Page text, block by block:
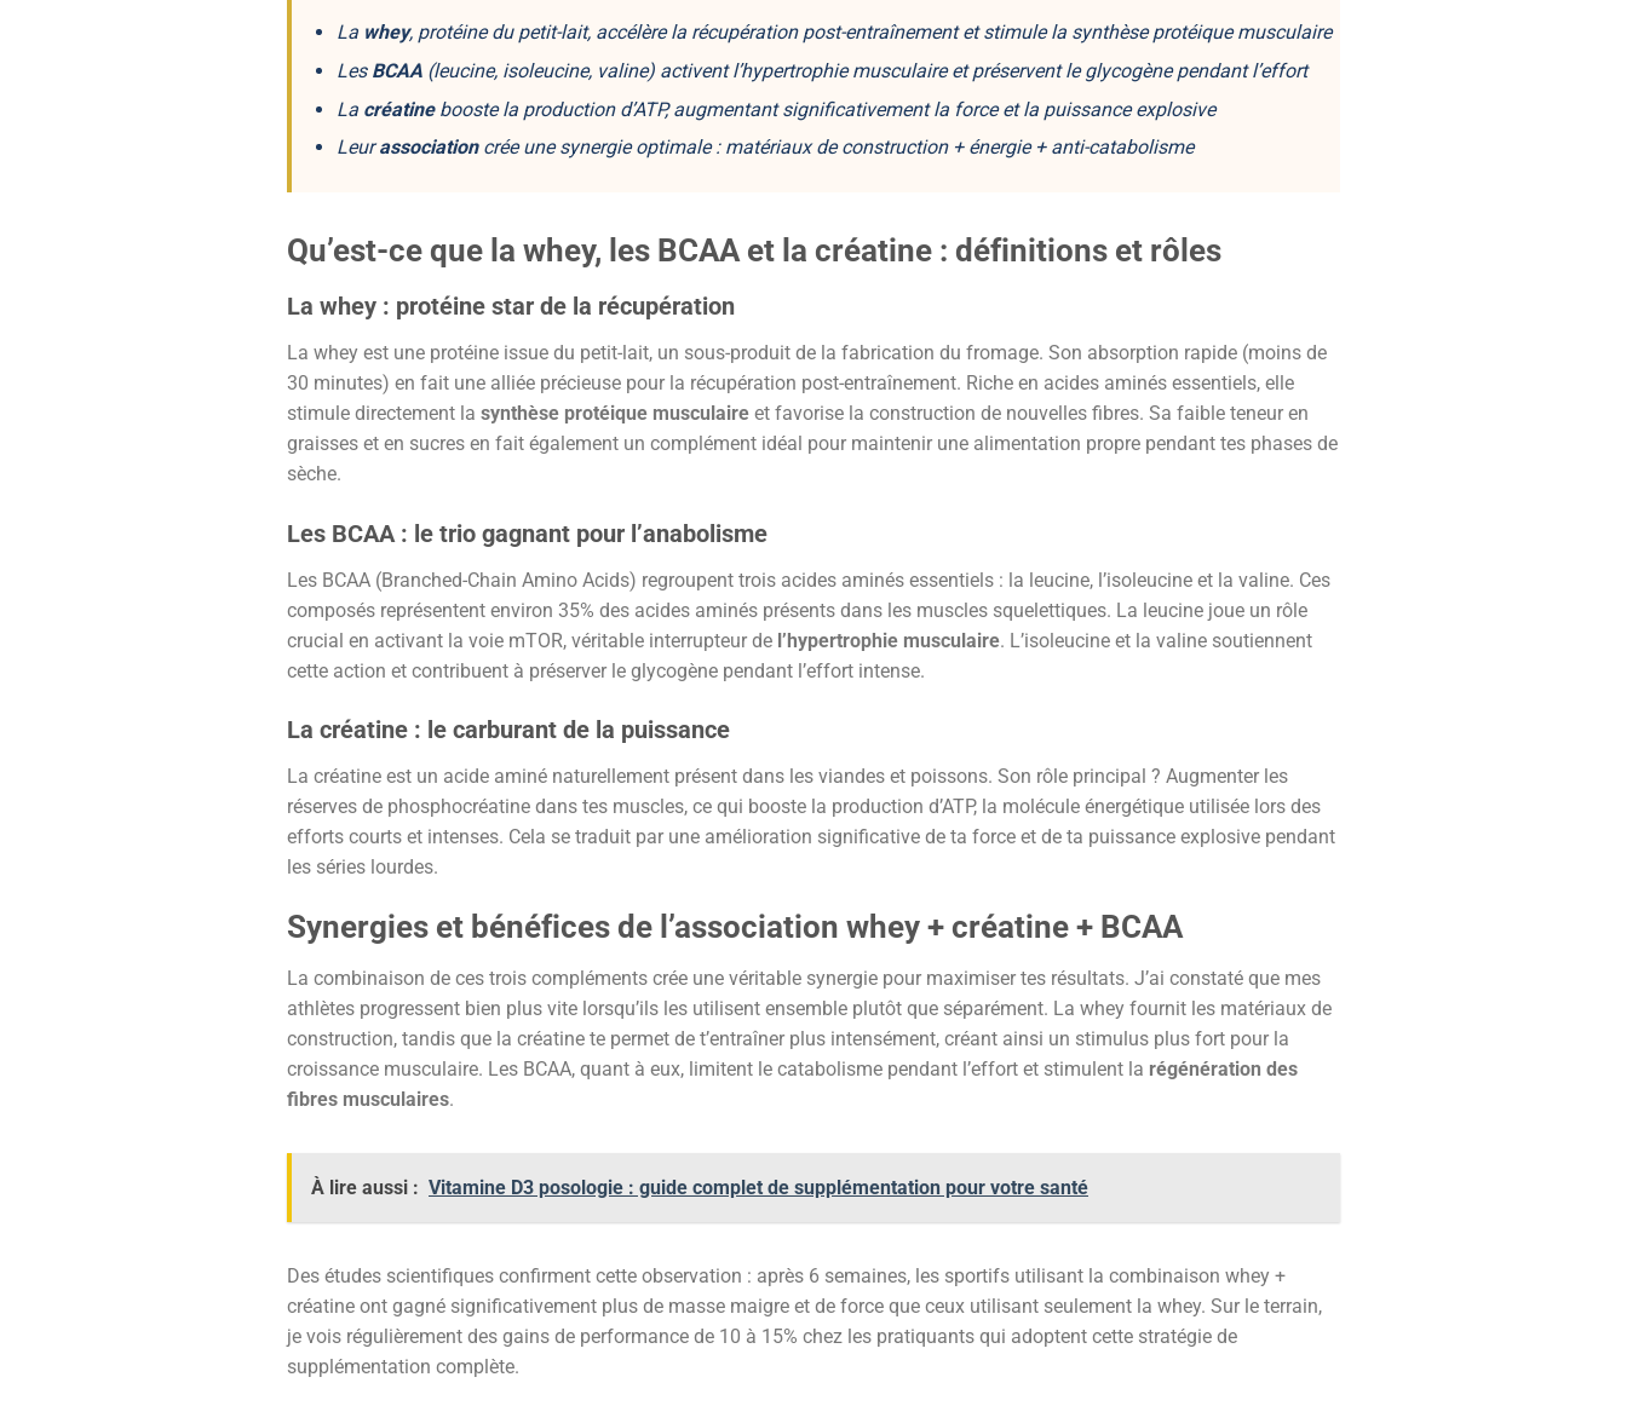
La whey, protéine du petit-lait, accélère la récupération post-entraînementet stimule la synthèse protéique musculaire
Les BCAA(leucine, isoleucine, valine) activent l’hypertrophie musculaireet préservent le glycogène pendant l’effort
La créatinebooste la production d’ATP, augmentant significativement la force et la puissance explosive
Leurassociationcrée une synergie optimale : matériaux de construction + énergie + anti-catabolisme
Qu’est-ce que la whey, les BCAA et la créatine : définitions et rôles
La whey : protéine star de la récupération
La whey est une protéine issue du petit-lait, un sous-produit de la fabrication du fromage. Son absorption rapide (moins de
30 minutes) en fait une alliée précieuse pour la récupération post-entraînement. Riche en acides aminés essentiels, elle
stimule directement la synthèse protéique musculaire et favorise la construction de nouvelles fibres. Sa faible teneur en
graisses et en sucres en fait également un complément idéal pour maintenir une alimentation propre pendant tes phases de
sèche.
Les BCAA : le trio gagnant pour l’anabolisme
Les BCAA (Branched-Chain Amino Acids) regroupent trois acides aminés essentiels : la leucine, l’isoleucine et la valine. Ces
composés représentent environ 35% des acides aminés présents dans les muscles squelettiques. La leucine joue un rôle
crucial en activant la voie mTOR, véritable interrupteur de l’hypertrophie musculaire. L’isoleucine et la valine soutiennent
cette action et contribuent à préserver le glycogène pendant l’effort intense.
La créatine : le carburant de la puissance
La créatine est un acide aminé naturellement présent dans les viandes et poissons. Son rôle principal ? Augmenter les
réserves de phosphocréatine dans tes muscles, ce qui booste la production d’ATP, la molécule énergétique utilisée lors des
efforts courts et intenses. Cela se traduit par une amélioration significative de ta force et de ta puissance explosive pendant
les séries lourdes.
Synergies et bénéfices de l’association whey + créatine + BCAA
La combinaison de ces trois compléments crée une véritable synergie pour maximiser tes résultats. J’ai constaté que mes
athlètes progressent bien plus vite lorsqu’ils les utilisent ensemble plutôt que séparément. La whey fournit les matériaux de
construction, tandis que la créatine te permet de t’entraîner plus intensément, créant ainsi un stimulus plus fort pour la
croissance musculaire. Les BCAA, quant à eux, limitent le catabolisme pendant l’effort et stimulent la régénération des
fibres musculaires.
À lire aussi : Vitamine D3 posologie : guide complet de supplémentation pour votre santé
Des études scientifiques confirment cette observation : après 6 semaines, les sportifs utilisant la combinaison whey +
créatine ont gagné significativement plus de masse maigre et de force que ceux utilisant seulement la whey. Sur le terrain,
je vois régulièrement des gains de performance de 10 à 15% chez les pratiquants qui adoptent cette stratégie de
supplémentation complète.